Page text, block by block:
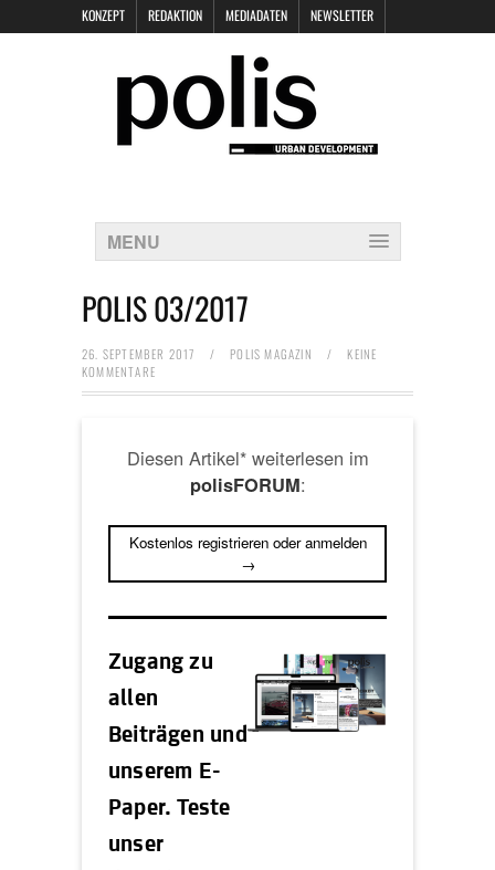
KONZEPT REDAKTION MEDIADATEN NEWSLETTER
DATENSCHUTZ
MENU
POLIS 03/2017
26. SEPTEMBER 2017 / POLIS MAGAZIN /
KEINE
KOMMENTARE
Diesen Artikel* weiterlesen im
polisFORUM:
Kostenlos registrieren oder anmelden
→
Zugang zu
allen
Beiträgen und
unserem E-
Paper. Teste
unser